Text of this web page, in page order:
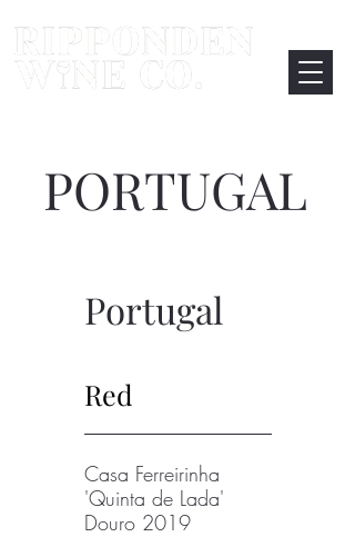
PORTUGAL
Portugal
Red
Casa Ferreirinha
'Quinta de Lada'
Douro 2019